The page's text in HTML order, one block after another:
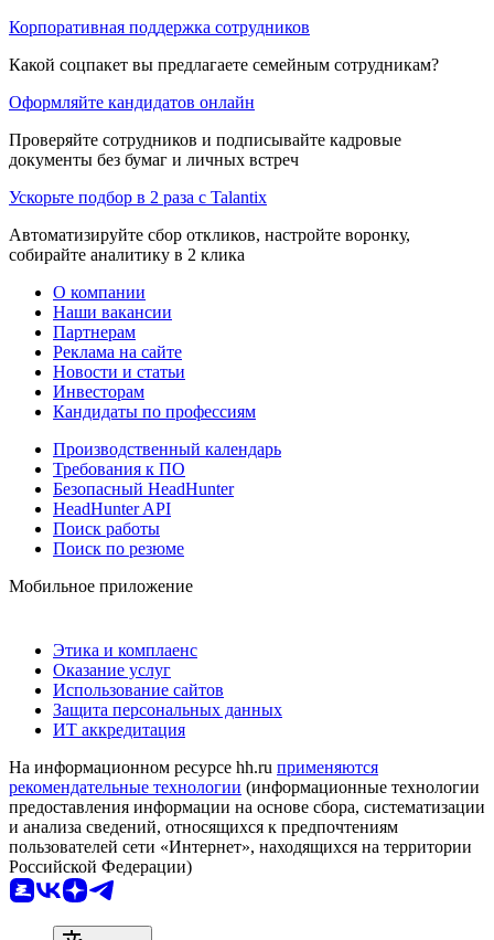
Корпоративная поддержка сотрудников
Какой соцпакет вы предлагаете семейным сотрудникам?
Оформляйте кандидатов онлайн
Проверяйте сотрудников и подписывайте кадровые
документы без бумаг и личных встреч
Ускорьте подбор в 2 раза с Talantix
Автоматизируйте сбор откликов, настройте воронку,
собирайте аналитику в 2 клика
О компании
Наши вакансии
Партнерам
Реклама на сайте
Новости и статьи
Инвесторам
Кандидаты по профессиям
Производственный календарь
Требования к ПО
Безопасный HeadHunter
HeadHunter API
Поиск работы
Поиск по резюме
Мобильное приложение
Этика и комплаенс
Оказание услуг
Использование сайтов
Защита персональных данных
ИТ аккредитация
На информационном ресурсе hh.ru применяются
рекомендательные технологии (информационные технологии
предоставления информации на основе сбора, систематизации
и анализа сведений, относящихся к предпочтениям
пользователей сети «Интернет», находящихся на территории
Российской Федерации)